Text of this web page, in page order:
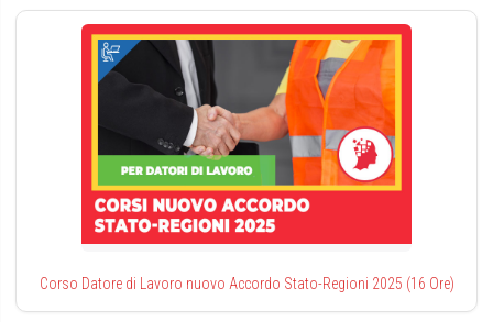
Corso Datore di Lavoro nuovo Accordo Stato-Regioni 2025 (16 Ore)